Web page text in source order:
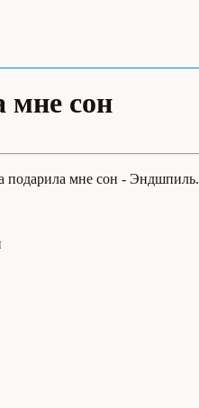
мне сон
подарила мне сон - Эндшпиль.